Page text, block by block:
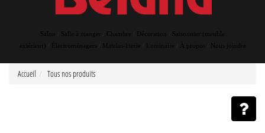
Salon Salle à manger Décoration
Saisonnier (meuble
extérieur)
Matelas-literie Luminaire Nous joindre
Accueil Tous nos produits